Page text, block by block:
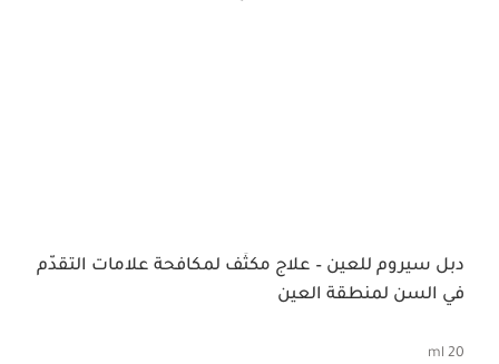
دبل سيروم للعين – علاج مكثّف لمكافحة علامات التقدّم
في السن لمنطقة العين
20 ml